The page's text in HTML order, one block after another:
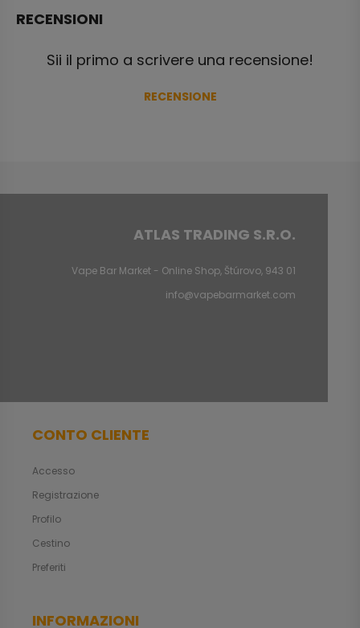
RECENSIONI
Sii il primo a scrivere una recensione!
RECENSIONE
ATLAS TRADING S.R.O.
Vape Bar Market - Online Shop, Štúrovo, 943 01
info@vapebarmarket.com
CONTO CLIENTE
Accesso
Registrazione
Profilo
Cestino
Preferiti
INFORMAZIONI